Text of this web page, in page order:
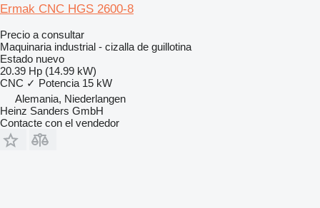
Ermak CNC HGS 2600-8
Precio a consultar
Maquinaria industrial - cizalla de guillotina
Estado nuevo
20.39 Hp (14.99 kW)
CNC ✓ Potencia 15 kW
Alemania, Niederlangen
Heinz Sanders GmbH
Contacte con el vendedor